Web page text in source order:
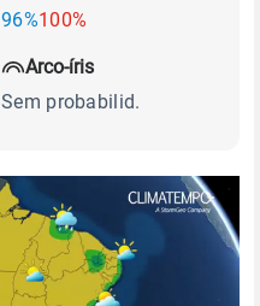
96%100%
Arco-íris
Sem probabilid.